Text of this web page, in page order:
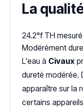
La
24.2°f TH mesuré
Modérément dure
L'eau à Civaux
dureté modérée.
apparaître sur la
certains